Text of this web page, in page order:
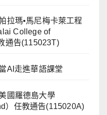
拉瑪•馬尼梅卡萊工程
College of
通告(115023T)
AI走進華語課堂
國羅德島大學
）任教通告(115020A)